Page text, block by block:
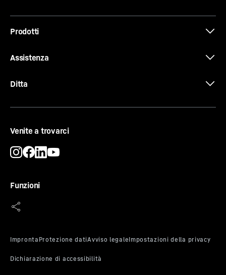
Prodotti
Assistenza
Ditta
Venite a trovarci
Funzioni